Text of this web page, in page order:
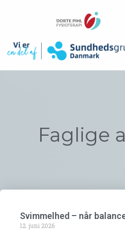
Faglige
Svimmelhed – når
12. juni 2026